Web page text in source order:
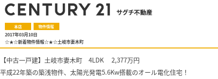
本店 物件情報
2017年03月10日
☆★☆新着物件情報☆★☆土岐市妻木町
【中古一戸建】土岐市妻木町 4LDK 2,377万円
平成22年築の築浅物件、太陽光発電5.6Kw搭載のオール電化住宅！